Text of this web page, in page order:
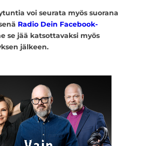
voi seurata myös suorana
Radio Dein Facebook-
se jää katsottavaksi myös
jälkeen.